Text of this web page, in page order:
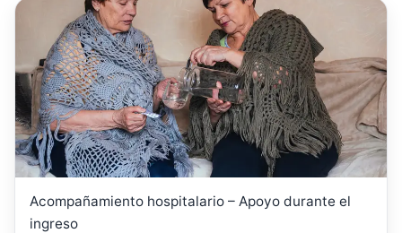
Acompañamiento hospitalario – Apoyo durante el
ingreso